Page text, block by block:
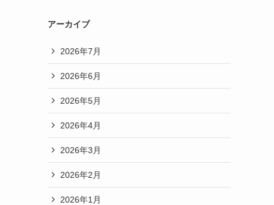
アーカイブ
2026年7月
2026年6月
2026年5月
2026年4月
2026年3月
2026年2月
2026年1月